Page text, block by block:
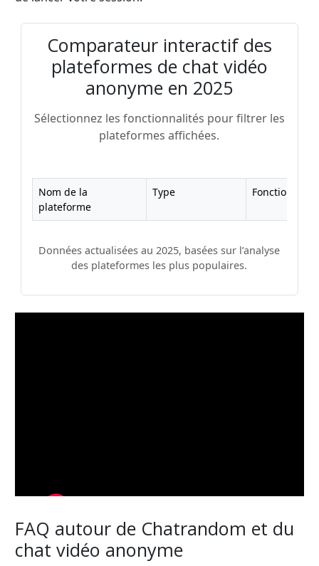
Comparateur interactif des
plateformes de chat vidéo
anonyme en 2025
Sélectionnez les fonctionnalités pour filtrer les
plateformes affichées.
Nom de la
plateforme
Type
Données actualisées au 2025, basées sur l’analyse
des plateformes les plus populaires.
FAQ autour de Chatrandom et du
chat vidéo anonyme